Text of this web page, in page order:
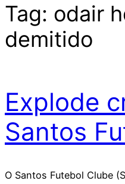
Tag: odair
demitido
Explode
Santos
O Santos Futebol Clube